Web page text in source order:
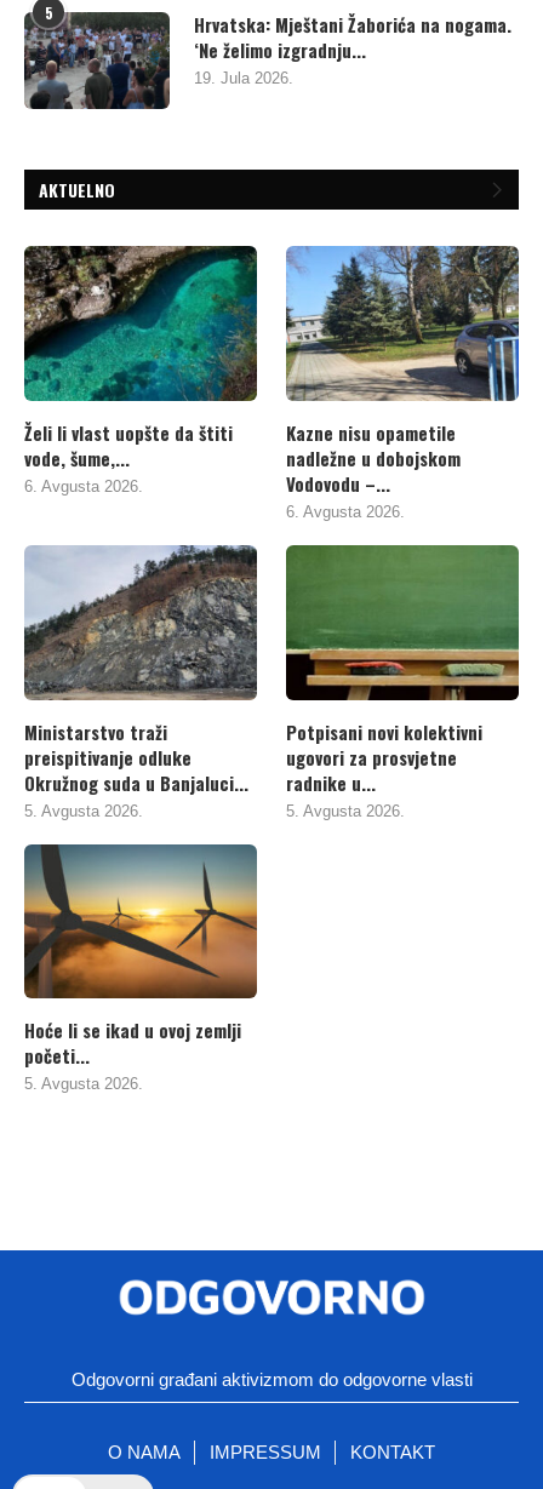
5
Hrvatska: Mještani Žaborića na nogama.
‘Ne želimo izgradnju...
19. Jula 2026.
AKTUELNO
Želi li vlast uopšte da štiti
vode, šume,...
6. Avgusta 2026.
Kazne nisu opametile
nadležne u dobojskom
Vodovodu –...
6. Avgusta 2026.
Ministarstvo traži
preispitivanje odluke
Okružnog suda u Banjaluci...
5. Avgusta 2026.
Potpisani novi kolektivni
ugovori za prosvjetne
radnike u...
5. Avgusta 2026.
Hoće li se ikad u ovoj zemlji
početi...
5. Avgusta 2026.
Odgovorni građani aktivizmom do odgovorne vlasti
O NAMA IMPRESSUM KONTAKT